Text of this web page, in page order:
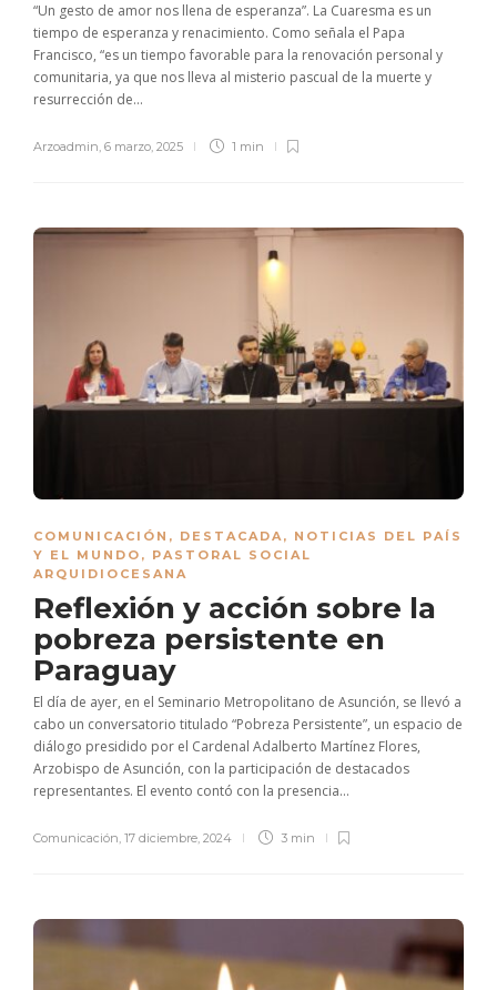
“Un gesto de amor nos llena de esperanza”. La Cuaresma es un
tiempo de esperanza y renacimiento. Como señala el Papa
Francisco, “es un tiempo favorable para la renovación personal y
comunitaria, ya que nos lleva al misterio pascual de la muerte y
resurrección de...
Arzoadmin, 6 marzo, 2025 1 min
COMUNICACIÓN , DESTACADA , NOTICIAS DEL PAÍS
Y EL MUNDO , PASTORAL SOCIAL
ARQUIDIOCESANA
Reflexión y acción sobre la
pobreza persistente en
Paraguay
El día de ayer, en el Seminario Metropolitano de Asunción, se llevó a
cabo un conversatorio titulado “Pobreza Persistente”, un espacio de
diálogo presidido por el Cardenal Adalberto Martínez Flores,
Arzobispo de Asunción, con la participación de destacados
representantes. El evento contó con la presencia...
Comunicación 17 diciembre, 2024 3 min